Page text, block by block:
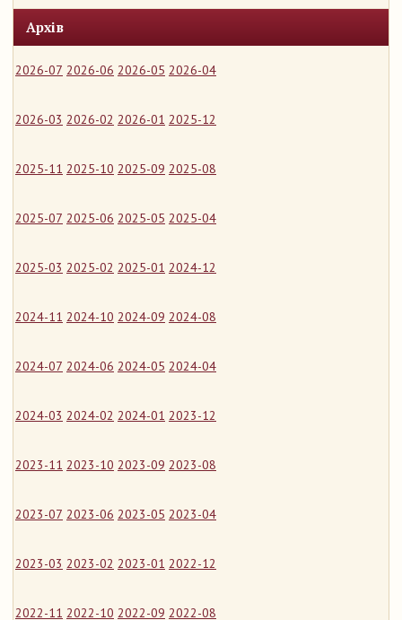
Архів
2026-07 2026-06 2026-05 2026-04
2026-03 2026-02 2026-01 2025-12
2025-11 2025-10 2025-09 2025-08
2025-07 2025-06 2025-05 2025-04
2025-03 2025-02 2025-01 2024-12
2024-11 2024-10 2024-09 2024-08
2024-07 2024-06 2024-05 2024-04
2024-03 2024-02 2024-01 2023-12
2023-11 2023-10 2023-09 2023-08
2023-07 2023-06 2023-05 2023-04
2023-03 2023-02 2023-01 2022-12
2022-11 2022-10 2022-09 2022-08